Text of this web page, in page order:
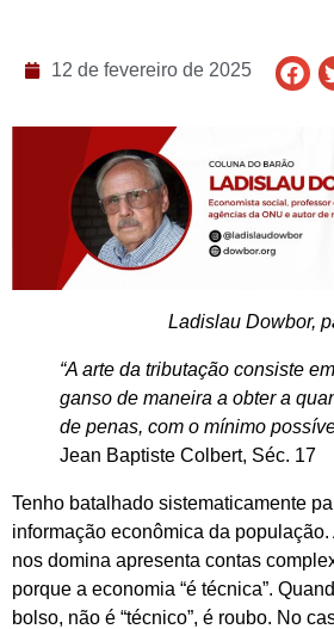
12 de fevereiro de 2025
Ladislau Dowbor,
“A arte da tributação consiste
ganso de maneira a obter a
de penas, com o mínimo
Jean Baptiste Colbert, Séc. 17
Tenho batalhado sistematicamente
informação econômica da
nos domina apresenta contas
porque a economia “é técnica”.
bolso, não é “técnico”, é roubo. No